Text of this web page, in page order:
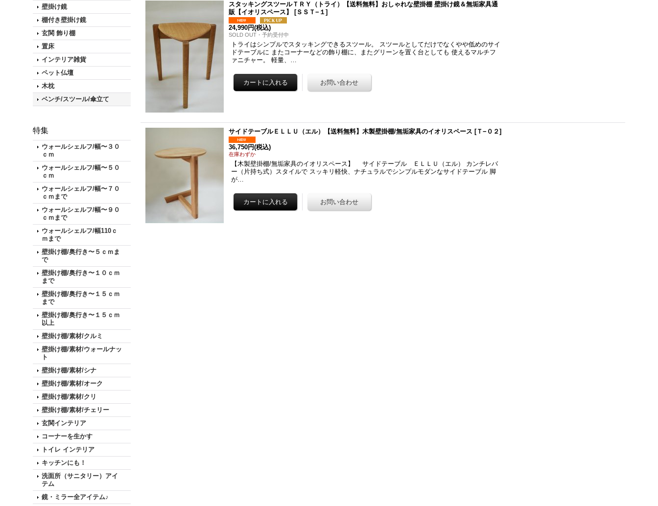
壁掛け鏡
棚付き壁掛け鏡
玄関 飾り棚
置床
インテリア雑貨
ペット仏壇
木枕
ベンチ/スツール/傘立て
特集
ウォールシェルフ/幅〜３０
ｃｍ
ウォールシェルフ/幅〜５０
ｃｍ
ウォールシェルフ/幅〜７０
ｃｍまで
ウォールシェルフ/幅〜９０
ｃｍまで
ウォールシェルフ/幅110ｃ
ｍまで
壁掛け棚/奥行き〜５ｃｍま
で
壁掛け棚/奥行き〜１０ｃｍ
まで
壁掛け棚/奥行き〜１５ｃｍ
まで
壁掛け棚/奥行き〜１５ｃｍ
以上
壁掛け棚/素材/クルミ
壁掛け棚/素材/ウォールナッ
ト
壁掛け棚/素材/シナ
壁掛け棚/素材/オーク
壁掛け棚/素材/クリ
壁掛け棚/素材/チェリー
玄関インテリア
コーナーを生かす
トイレ インテリア
キッチンにも！
洗面所（サニタリー）アイ
テム
鏡・ミラー全アイテム♪
スタッキングスツールＴＲＹ（トライ）【送料無料】おしゃれな壁掛棚 壁掛け鏡＆無垢家具通
販【イオリスペース】
[ＳＳＴ−１]
24,990円(税込)
SOLD OUT・予約受付中
トライはシンプルでスタッキングできるスツール。 スツールとしてだけでなくやや低めのサイ
ドテーブルに またコーナーなどの飾り棚に、またグリーンを置く台としても 使えるマルチフ
ァニチャー。 軽量、…
サイドテーブルＥＬＬＵ（エル）【送料無料】木製壁掛棚/無垢家具のイオリスペース [Ｔ−０２]
36,750円(税込)
在庫わずか
【木製壁掛棚/無垢家具のイオリスペース】 サイドテーブル ＥＬＬＵ（エル） カンチレバ
ー（片持ち式）スタイルで スッキリ軽快、ナチュラルでシンプルモダンなサイドテーブル 脚
が…